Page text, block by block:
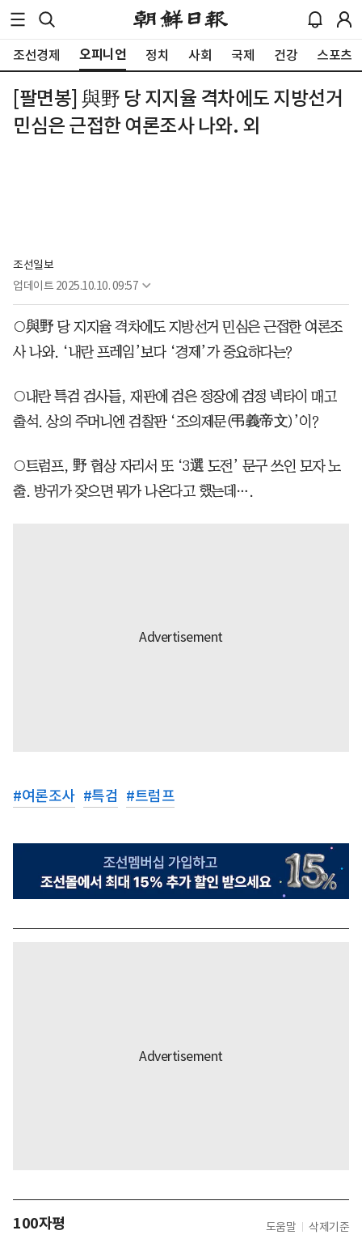
조선경제 오피니언 정치 사회 국제 건강 스포츠
[팔면봉] 與野 당 지지율 격차에도 지방선거
민심은 근접한 여론조사 나와. 외
조선일보
업데이트 2025.10.10. 09:57
○與野 당 지지율 격차에도 지방선거 민심은 근접한 여론조
사 나와. ‘내란 프레임’보다 ‘경제’가 중요하다는?
○내란 특검 검사들, 재판에 검은 정장에 검정 넥타이 매고
출석. 상의 주머니엔 검찰판 ‘조의제문(弔義帝文)’이?
○트럼프, 野 협상 자리서 또 ‘3選 도전’ 문구 쓰인 모자 노
출. 방귀가 잦으면 뭐가 나온다고 했는데….
#여론조사 #특검 #트럼프
100자평 도움말 삭제기준